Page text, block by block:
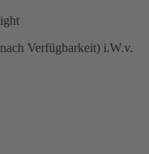
Verfügbarkeit) i.W.v.